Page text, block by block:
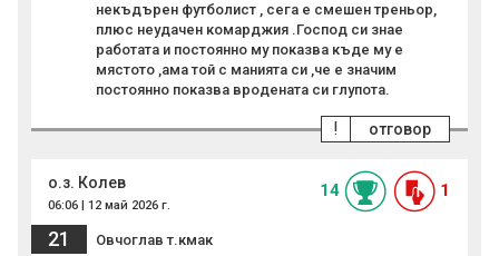
некъдърен футболист , сега е смешен треньор,
плюс неудачен комарджия .Господ си знае
работата и постоянно му показва къде му е
мястото ,ама той с манията си ,че е значим
постоянно показва вродената си глупота.
отговор
!
о.з. Колев
06:06 | 12 май 2026 г.
14 1
21 Овчоглав т.кмак